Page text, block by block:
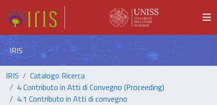
IRIS
IRIS
Catalogo Ricerca
4 Contributo in Atti di Convegno (Proceeding)
4.1 Contributo in Atti di convegno